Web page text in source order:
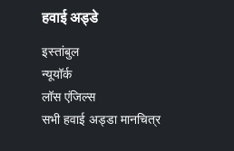
हवाई अड्डे
इस्तांबुल
न्यूयॉर्क
लॉस एंजिल्स
सभी हवाई अड्डा मानचित्र